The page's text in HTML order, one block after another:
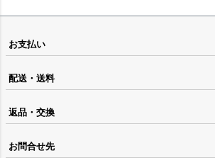
お支払い
配送・送料
返品・交換
お問合せ先